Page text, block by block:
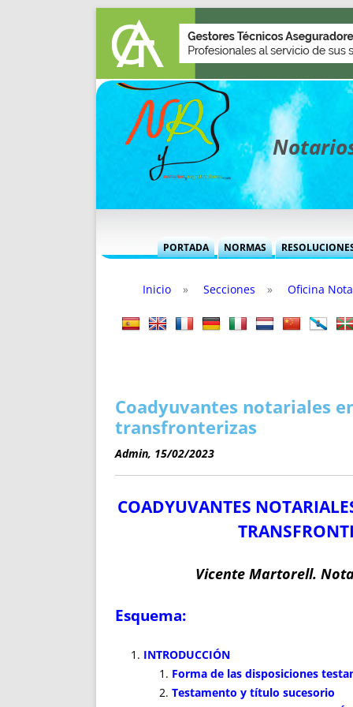
PORTADA NORMAS
INFORMES MENSUALES
TITULARES DESDE 2002
A MANO
VOCES
SUCESIONES
Inicio » Secciones » Oficina
Coadyuvantes notariales
transfronterizas
Admin, 15/02/2023
COADYUVANTES
Vicente Martorell.
Esquema:
INTRODUCCIÓN
Forma de las disposiciones
Testamento y título sucesorio